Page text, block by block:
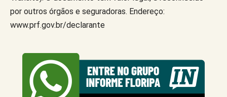
por outros órgãos e seguradoras. Endereço:
www.prf.gov.br/declarante